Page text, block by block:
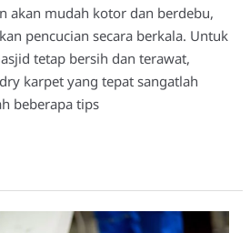
akan mudah kotor dan berdebu,
pencucian secara berkala. Untuk
tetap bersih dan terawat,
karpet yang tepat sangatlah
beberapa tips